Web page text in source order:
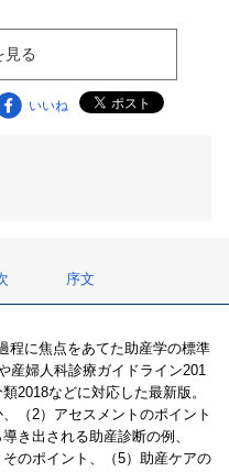
見る
いいね
序文
程に焦点をあてた助産学の標準
産婦人科診療ガイドライン201
2018などに対応した最新版。
（2）アセスメントのポイント
き出される助産診断の例、
のポイント、（5）助産ケアの